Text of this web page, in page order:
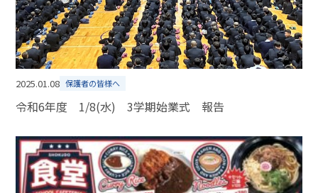
2025.01.08 保護者の皆様へ
令和6年度 1/8(水) 3学期始業式 報告